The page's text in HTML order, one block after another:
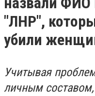
"ЛНР",
убили
Учитывая
личным